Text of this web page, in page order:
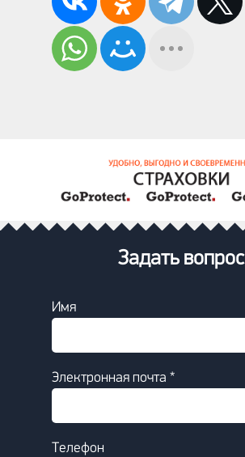
Задать вопрос
Имя
Электронная почта *
Телефон